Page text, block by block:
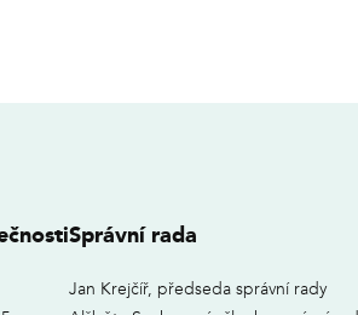
Správní rada
Jan Krejčíř, předseda správní rady